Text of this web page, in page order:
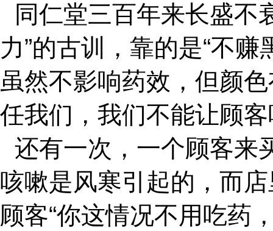
同仁堂三百年来长盛不
力”的古训，靠的是“不
虽然不影响药效，但颜
任我们，我们不能让顾
还有一次，一个顾客来
咳嗽是风寒引起的，而
顾客“你这情况不用吃药